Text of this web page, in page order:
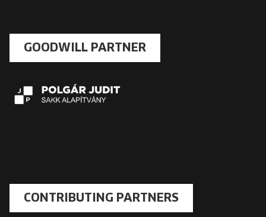
GOODWILL PARTNER
CONTRIBUTING PARTNERS